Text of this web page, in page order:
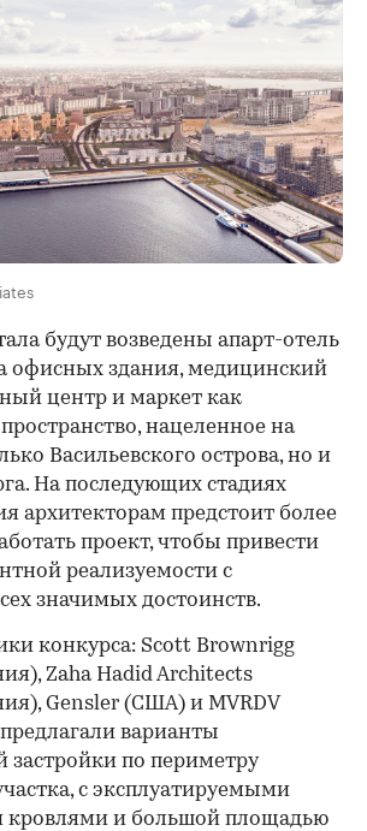
будут возведены апарт-отель
офисных здания, медицинский
центр и маркет как
нацеленное на
Васильевского острова, но и
На последующих стадиях
архитекторам предстоит более
проект, чтобы привести
реализуемости с
значимых достоинств.
конкурса: Scott Brownrigg
Zaha Hadid Architects
Gensler (США) и MVRDV
варианты
застройки по периметру
с эксплуатируемыми
кровлями и большой площадью